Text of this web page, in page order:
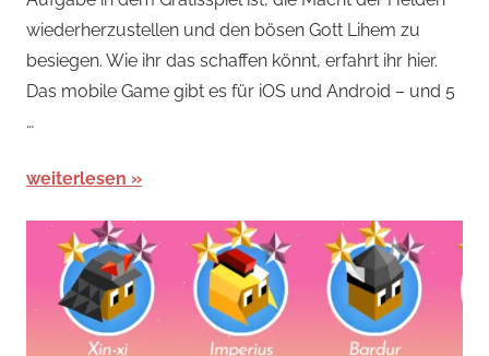
wiederherzustellen und den bösen Gott Lihem zu
besiegen. Wie ihr das schaffen könnt, erfahrt ihr hier.
Das mobile Game gibt es für iOS und Android – und 5
…
weiterlesen